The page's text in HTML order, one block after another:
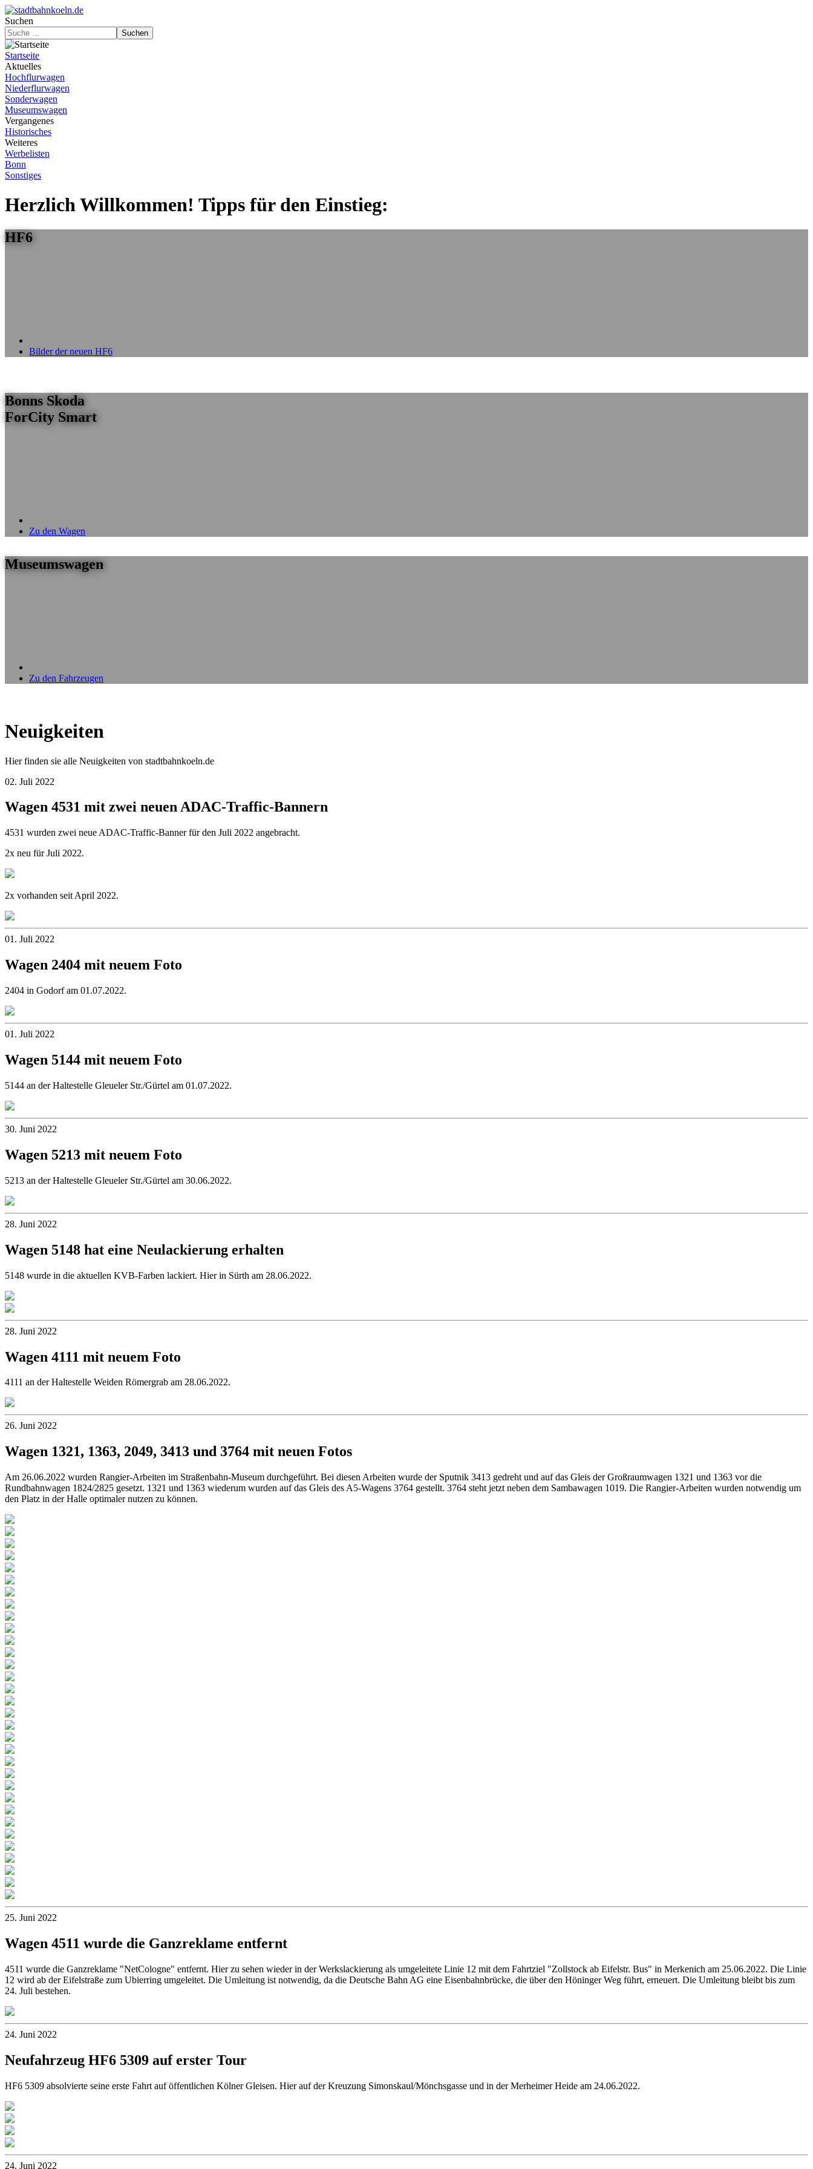
Suchen
Suchen
Startseite
Aktuelles
Hochflurwagen
Niederflurwagen
Sonderwagen
Museumswagen
Vergangenes
Historisches
Weiteres
Werbelisten
Bonn
Sonstiges
Herzlich Willkommen! Tipps für den Einstieg:
HF6
Bilder der neuen HF6
Bonns Skoda
ForCity Smart
Zu den Wagen
Museumswagen
Zu den Fahrzeugen
Neuigkeiten
Hier finden sie alle Neuigkeiten von stadtbahnkoeln.de
02. Juli 2022
Wagen 4531 mit zwei neuen ADAC-Traffic-Bannern
4531 wurden zwei neue ADAC-Traffic-Banner für den Juli 2022 angebracht.
2x neu für Juli 2022.
2x vorhanden seit April 2022.
01. Juli 2022
Wagen 2404 mit neuem Foto
2404 in Godorf am 01.07.2022.
01. Juli 2022
Wagen 5144 mit neuem Foto
5144 an der Haltestelle Gleueler Str./Gürtel am 01.07.2022.
30. Juni 2022
Wagen 5213 mit neuem Foto
5213 an der Haltestelle Gleueler Str./Gürtel am 30.06.2022.
28. Juni 2022
Wagen 5148 hat eine Neulackierung erhalten
5148 wurde in die aktuellen KVB-Farben lackiert. Hier in Sürth am 28.06.2022.
28. Juni 2022
Wagen 4111 mit neuem Foto
4111 an der Haltestelle Weiden Römergrab am 28.06.2022.
26. Juni 2022
Wagen 1321, 1363, 2049, 3413 und 3764 mit neuen Fotos
Am 26.06.2022 wurden Rangier-Arbeiten im Straßenbahn-Museum durchgeführt. Bei diesen Arbeiten wurde der Sputnik 3413 gedreht und auf das Gleis der Großraumwagen 1321 und 1363 vor die
Rundbahnwagen 1824/2825 gesetzt. 1321 und 1363 wiederum wurden auf das Gleis des A5-Wagens 3764 gestellt. 3764 steht jetzt neben dem Sambawagen 1019. Die Rangier-Arbeiten wurden notwendig um
den Platz in der Halle optimaler nutzen zu können.
25. Juni 2022
Wagen 4511 wurde die Ganzreklame entfernt
4511 wurde die Ganzreklame "NetCologne" entfernt. Hier zu sehen wieder in der Werkslackierung als umgeleitete Linie 12 mit dem Fahrtziel "Zollstock ab Eifelstr. Bus" in Merkenich am 25.06.2022. Die Linie
12 wird ab der Eifelstraße zum Ubierring umgeleitet. Die Umleitung ist notwendig, da die Deutsche Bahn AG eine Eisenbahnbrücke, die über den Höninger Weg führt, erneuert. Die Umleitung bleibt bis zum
24. Juli bestehen.
24. Juni 2022
Neufahrzeug HF6 5309 auf erster Tour
HF6 5309 absolvierte seine erste Fahrt auf öffentlichen Kölner Gleisen. Hier auf der Kreuzung Simonskaul/Mönchsgasse und in der Merheimer Heide am 24.06.2022.
24. Juni 2022